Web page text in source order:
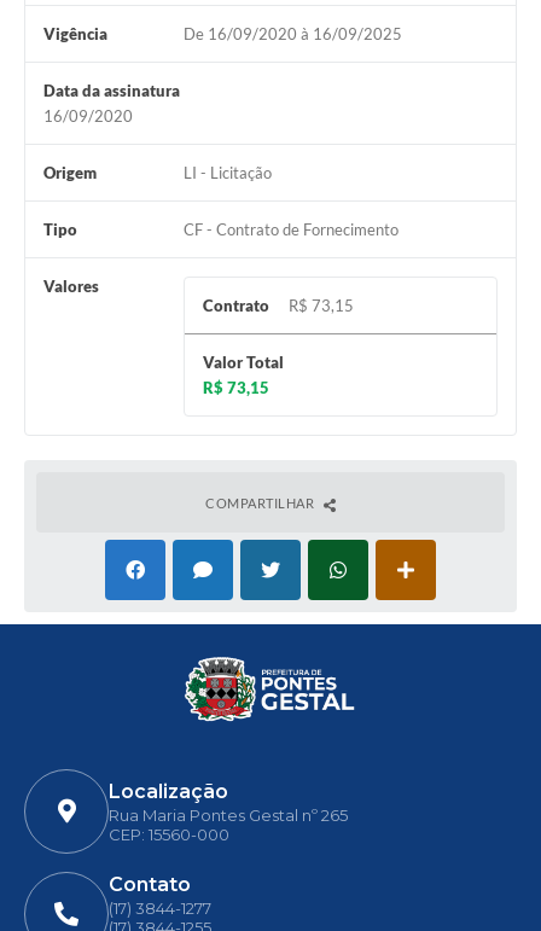
Vigência De 16/09/2020 à 16/09/2025
Data da assinatura
16/09/2020
Origem LI - Licitação
Tipo CF - Contrato de Fornecimento
Valores
Contrato
R$ 73,15
Valor Total
R$ 73,15
COMPARTILHAR
Localização
Rua Maria Pontes Gestal nº 265
CEP: 15560-000
Contato
(17) 3844-1277